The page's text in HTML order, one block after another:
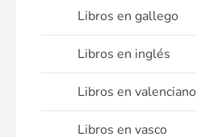
Libros en gallego
Libros en inglés
Libros en valenciano
Libros en vasco